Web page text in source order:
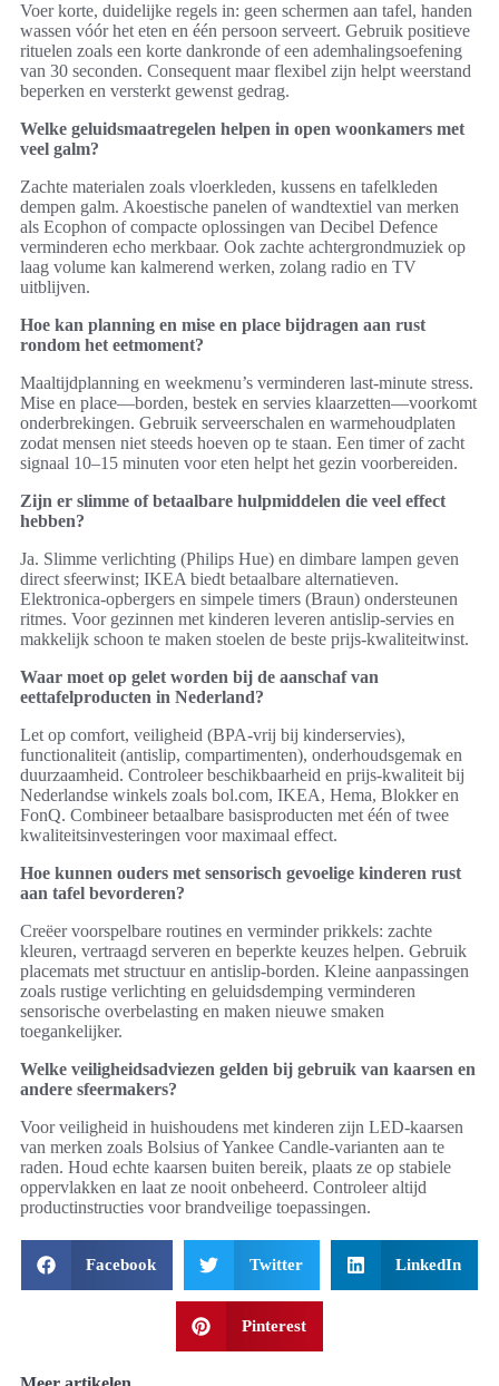
Voer korte, duidelijke regels in: geen schermen aan tafel, handen
wassen vóór het eten en één persoon serveert. Gebruik positieve
rituelen zoals een korte dankronde of een ademhalingsoefening
van 30 seconden. Consequent maar flexibel zijn helpt weerstand
beperken en versterkt gewenst gedrag.
Welke geluidsmaatregelen helpen in open woonkamers met
veel galm?
Zachte materialen zoals vloerkleden, kussens en tafelkleden
dempen galm. Akoestische panelen of wandtextiel van merken
als Ecophon of compacte oplossingen van Decibel Defence
verminderen echo merkbaar. Ook zachte achtergrondmuziek op
laag volume kan kalmerend werken, zolang radio en TV
uitblijven.
Hoe kan planning en mise en place bijdragen aan rust
rondom het eetmoment?
Maaltijdplanning en weekmenu’s verminderen last-minute stress.
Mise en place—borden, bestek en servies klaarzetten—voorkomt
onderbrekingen. Gebruik serveerschalen en warmehoudplaten
zodat mensen niet steeds hoeven op te staan. Een timer of zacht
signaal 10–15 minuten voor eten helpt het gezin voorbereiden.
Zijn er slimme of betaalbare hulpmiddelen die veel effect
hebben?
Ja. Slimme verlichting (Philips Hue) en dimbare lampen geven
direct sfeerwinst; IKEA biedt betaalbare alternatieven.
Elektronica-opbergers en simpele timers (Braun) ondersteunen
ritmes. Voor gezinnen met kinderen leveren antislip-servies en
makkelijk schoon te maken stoelen de beste prijs-kwaliteitwinst.
Waar moet op gelet worden bij de aanschaf van
eettafelproducten in Nederland?
Let op comfort, veiligheid (BPA-vrij bij kinderservies),
functionaliteit (antislip, compartimenten), onderhoudsgemak en
duurzaamheid. Controleer beschikbaarheid en prijs-kwaliteit bij
Nederlandse winkels zoals bol.com, IKEA, Hema, Blokker en
FonQ. Combineer betaalbare basisproducten met één of twee
kwaliteitsinvesteringen voor maximaal effect.
Hoe kunnen ouders met sensorisch gevoelige kinderen rust
aan tafel bevorderen?
Creëer voorspelbare routines en verminder prikkels: zachte
kleuren, vertraagd serveren en beperkte keuzes helpen. Gebruik
placemats met structuur en antislip-borden. Kleine aanpassingen
zoals rustige verlichting en geluidsdemping verminderen
sensorische overbelasting en maken nieuwe smaken
toegankelijker.
Welke veiligheidsadviezen gelden bij gebruik van kaarsen en
andere sfeermakers?
Voor veiligheid in huishoudens met kinderen zijn LED-kaarsen
van merken zoals Bolsius of Yankee Candle-varianten aan te
raden. Houd echte kaarsen buiten bereik, plaats ze op stabiele
oppervlakken en laat ze nooit onbeheerd. Controleer altijd
productinstructies voor brandveilige toepassingen.
Facebook Twitter LinkedIn
Pinterest